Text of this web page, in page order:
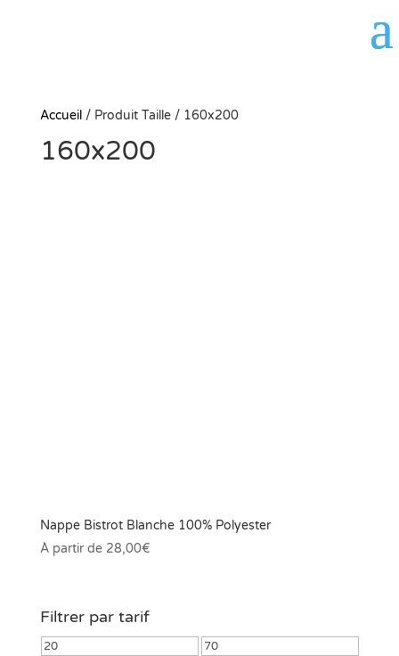
Accueil/ Produit Taille/ 160x200
160x200
Nappe Bistrot Blanche 100% Polyester
À partir de 28,00€
Filtrer par tarif
Prix
Prix